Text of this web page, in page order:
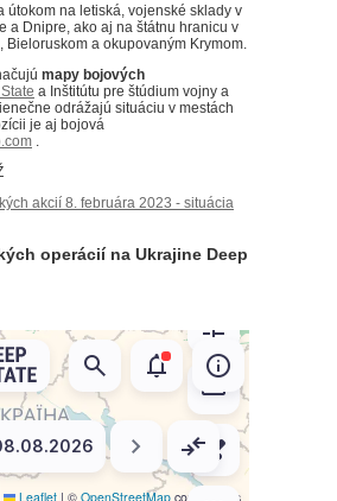
útokom na letiská, vojenské sklady v
a Dnipre, ako aj na štátnu hranicu v
Bieloruskom a okupovaným Krymom.
mapy bojových
a Inštitútu pre štúdium vojny a
odrážajú situáciu v mestách
je aj bojová
akcií 8. februára 2023 - situácia
operácií na Ukrajine Deep